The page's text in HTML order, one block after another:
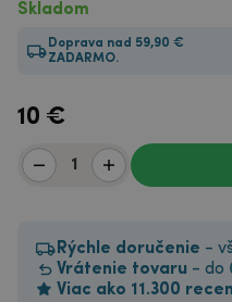
Skladom
Doprava nad 59,90 €
ZADARMO.
10 €
Rýchle doručenie -
Vrátenie tovaru - do
Viac ako 11.300